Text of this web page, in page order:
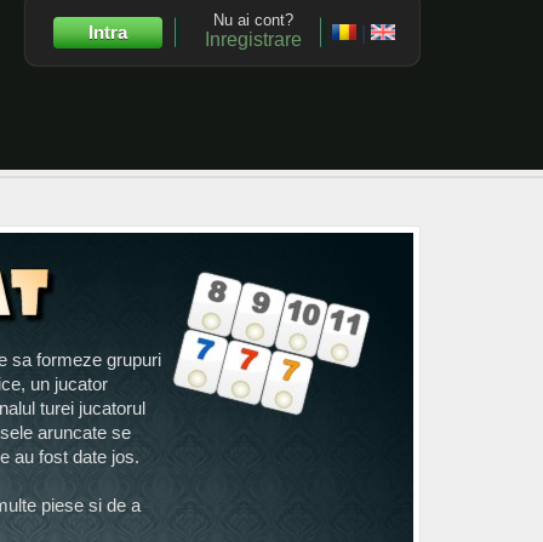
Nu ai cont?
Inregistrare
Intra
sa formeze grupuri
un jucator
turei jucatorul
aruncate se
au fost date jos.
piese si de a